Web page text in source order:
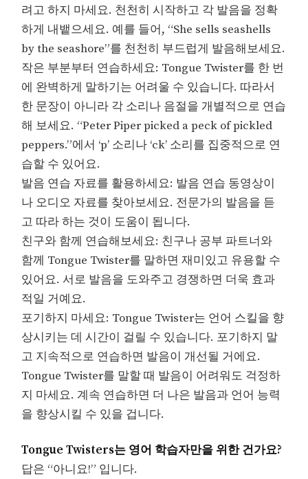
려고 하지 마세요. 천천히 시작하고 각 발음을 정확
하게 내뱉으세요. 예를 들어, “She sells seashells
by the seashore”를 천천히 부드럽게 발음해보세요.
작은 부분부터 연습하세요: Tongue Twister를 한 번
에 완벽하게 말하기는 어려울 수 있습니다. 따라서
한 문장이 아니라 각 소리나 음절을 개별적으로 연습
해 보세요. “Peter Piper picked a peck of pickled
peppers.”에서 ‘p’ 소리나 ‘ck’ 소리를 집중적으로 연
습할 수 있어요.
발음 연습 자료를 활용하세요: 발음 연습 동영상이
나 오디오 자료를 찾아보세요. 전문가의 발음을 듣
고 따라 하는 것이 도움이 됩니다.
친구와 함께 연습해보세요: 친구나 공부 파트너와
함께 Tongue Twister를 말하면 재미있고 유용할 수
있어요. 서로 발음을 도와주고 경쟁하면 더욱 효과
적일 거예요.
포기하지 마세요: Tongue Twister는 언어 스킬을 향
상시키는 데 시간이 걸릴 수 있습니다. 포기하지 말
고 지속적으로 연습하면 발음이 개선될 거에요.
Tongue Twister를 말할 때 발음이 어려워도 걱정하
지 마세요. 계속 연습하면 더 나은 발음과 언어 능력
을 향상시킬 수 있을 겁니다.
Tongue Twisters는 영어 학습자만을 위한 건가요?
답은 “아니요!” 입니다.